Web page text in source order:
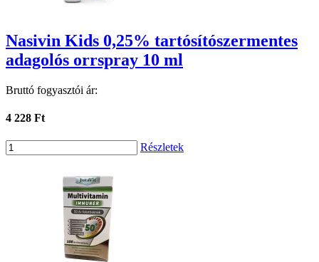
Nasivin Kids 0,25% tartósítószermentes
adagolós orrspray 10 ml
Bruttó fogyasztói ár:
4 228 Ft
Részletek